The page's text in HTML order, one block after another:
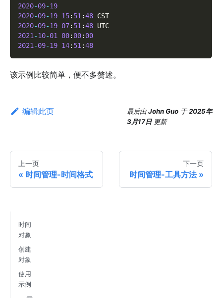
2020-09-19
2020-09-19 15: 51 :48 CST
2020-09-19 07: 51 :48 UTC
2021 -10-01 00: 00: 00
2021 -09-19 14: 51 :48
该示例比较简单，便不多赘述。
编辑此页 最后由John Guo 于2025年
3月17日 更新
上一页
时间管理-时间格式
下一页
时间管理-工具方法
时间
对象
创建
对象
使用
示例